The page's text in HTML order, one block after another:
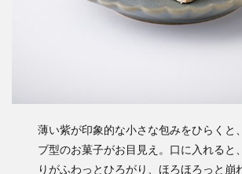
薄い紫が印象的な小さな包みをひらくと
ブ型のお菓子がお目見え。口に入れると
りがふわっとひろがり、ほろほろっと崩